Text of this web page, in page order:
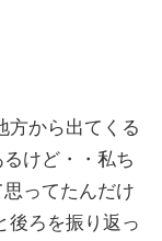
方から出てくる
けど・・私ち
ってたんだけ
後ろを振り返っ